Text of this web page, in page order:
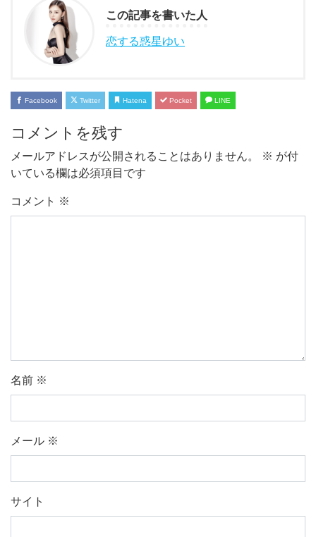
この記事を書いた人
恋する惑星ゆい
Facebook Twitter Hatena Pocket LINE
コメントを残す
メールアドレスが公開されることはありません。 ※ が付
いている欄は必須項目です
コメント ※
名前 ※
メール ※
サイト